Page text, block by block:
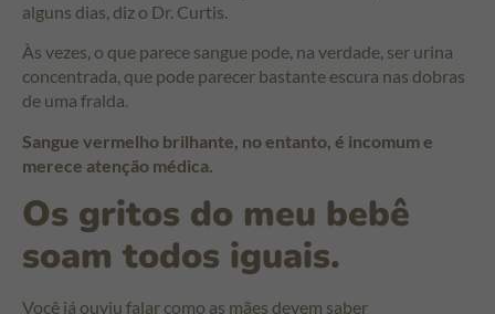
alguns dias, diz o Dr. Curtis.
Às vezes, o que parece sangue pode, na verdade, ser urina
concentrada, que pode parecer bastante escura nas dobras
de uma fralda.
Sangue vermelho brilhante, no entanto, é incomum e
merece atenção médica.
Os gritos do meu bebê
soam todos iguais.
Você já ouviu falar como as mães devem saber